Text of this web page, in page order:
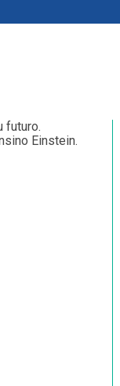
futuro.
Einstein.